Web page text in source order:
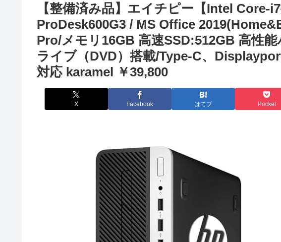
【整備済み品】エイチピー【Intel Core-
ProDesk600G3 / MS Office
Pro/メモリ16GB 高速SSD:512GB 高性
ライブ（DVD）搭載/Type-C、
対応 karamel ￥39,800
X Facebook はてブ Pocket